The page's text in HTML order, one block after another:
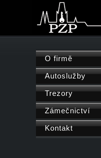
O firmě
Autoslužby
Trezory
Zámečnictví
Kontakt